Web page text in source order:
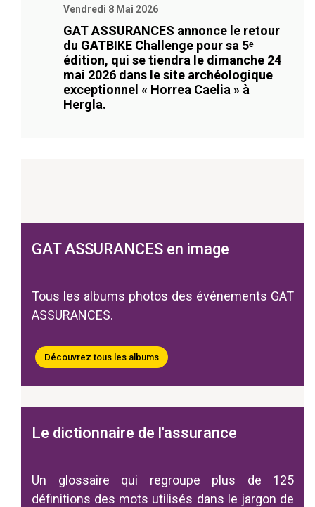
Vendredi 8 Mai 2026
GAT ASSURANCES annonce le retour
du GATBIKE Challenge pour sa 5ᵉ
édition, qui se tiendra le dimanche 24
mai 2026 dans le site archéologique
exceptionnel « Horrea Caelia » à
Hergla.
GAT ASSURANCES en image
Tous les albums photos des événements GAT
ASSURANCES.
Découvrez tous les albums
Le dictionnaire de l'assurance
Un glossaire qui regroupe plus de 125
définitions des mots utilisés dans le jargon de